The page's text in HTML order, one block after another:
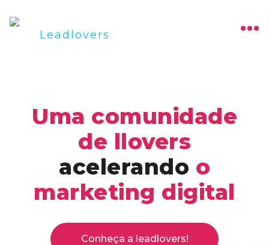
Uma comunidade
de llovers
acelerando o
marketing digital
Conheça a leadlovers!